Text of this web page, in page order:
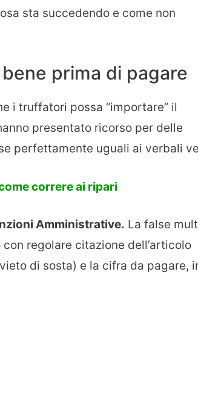
sta succedendo e come non
prima di pagare
i truffatori possa “importare” il
presentato ricorso per delle
perfettamente uguali ai verbali
correre ai ripari
Amministrative. La false
regolare citazione dell’articolo
di sosta) e la cifra da pagare,